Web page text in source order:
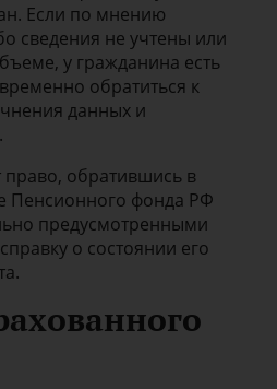
Если по мнению
сведения не учтены или
у гражданина есть
обратиться к
данных и
обратившись в
Пенсионного фонда РФ
предусмотренными
о состоянии его